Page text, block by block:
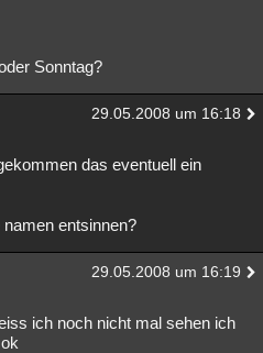
Sonntag?
29.05.2008 um 16:18
das eventuell ein
entsinnen?
29.05.2008 um 16:19
ich noch nicht mal sehen ich